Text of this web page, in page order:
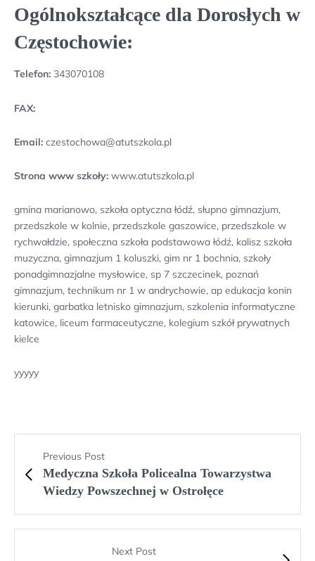
Ogólnokształcące dla Dorosłych w
Częstochowie:
Telefon: 343070108
FAX:
Email: czestochowa@atutszkola.pl
Strona www szkoły: www.atutszkola.pl
gmina marianowo, szkoła optyczna łódź, słupno gimnazjum,
przedszkole w kolnie, przedszkole gaszowice, przedszkole w
rychwałdzie, społeczna szkoła podstawowa łódź, kalisz szkoła
muzyczna, gimnazjum 1 koluszki, gim nr 1 bochnia, szkoły
ponadgimnazjalne mysłowice, sp 7 szczecinek, poznań
gimnazjum, technikum nr 1 w andrychowie, ap edukacja konin
kierunki, garbatka letnisko gimnazjum, szkolenia informatyczne
katowice, liceum farmaceutyczne, kolegium szkół prywatnych
kielce
yyyyy
Previous Post
Medyczna Szkoła Policealna Towarzystwa
Wiedzy Powszechnej w Ostrołęce
Next Post